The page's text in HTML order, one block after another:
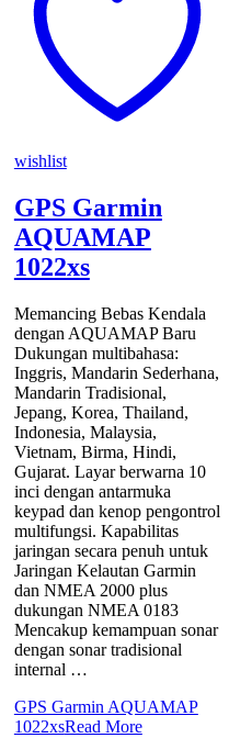
wishlist
GPS Garmin
AQUAMAP
1022xs
Memancing Bebas Kendala
dengan AQUAMAP Baru
Dukungan multibahasa:
Inggris, Mandarin Sederhana,
Mandarin Tradisional,
Jepang, Korea, Thailand,
Indonesia, Malaysia,
Vietnam, Birma, Hindi,
Gujarat. Layar berwarna 10
inci dengan antarmuka
keypad dan kenop pengontrol
multifungsi. Kapabilitas
jaringan secara penuh untuk
Jaringan Kelautan Garmin
dan NMEA 2000 plus
dukungan NMEA 0183
Mencakup kemampuan sonar
dengan sonar tradisional
internal …
GPS Garmin AQUAMAP
1022xsRead More